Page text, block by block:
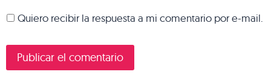
Quiero recibir la respuesta a mi comentario por e-mail.